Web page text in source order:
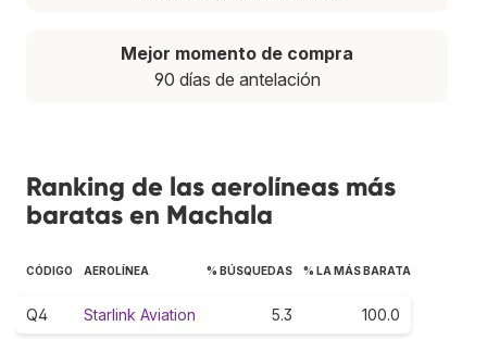
Mejor momento de compra
90 días de antelación
Ranking de las aerolíneas más
baratas en Machala
CÓDIGO AEROLÍNEA % BÚSQUEDAS % LA MÁS BARATA
Q4 Starlink Aviation 5.3 100.0